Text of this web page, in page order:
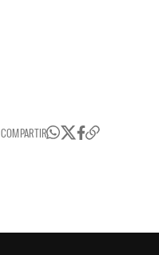
COMPARTIR